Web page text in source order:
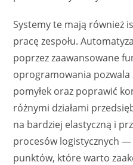
Systemy te mają również
pracę zespołu.
poprzez zaawansowane
oprogramowania pozwala
pomyłek oraz poprawić
różnymi działami
na bardziej elastyczną i
procesów logistycznych —
punktów, które warto